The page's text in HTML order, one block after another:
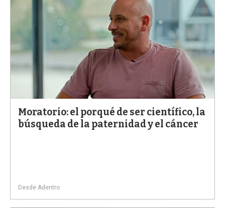
Moratorio: el porqué de ser científico, la
búsqueda de la paternidad y el cáncer
Desde Adentro